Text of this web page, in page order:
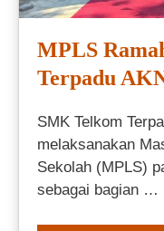
MPLS
Terpadu
SMK Telkom
melaksanakan
Sekolah (MPLS)
sebagai bagian …